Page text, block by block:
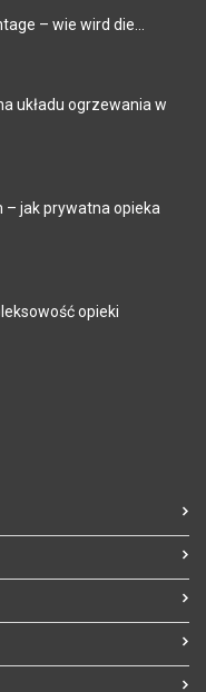
– wie wird die...
układu ogrzewania w
– jak prywatna opieka
opieki